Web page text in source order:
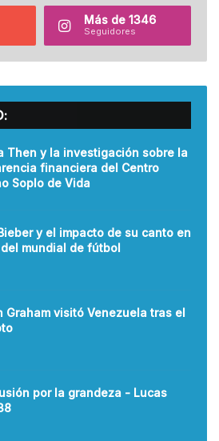
Más de 1346
Seguidores
Then y la investigación sobre la
financiera del Centro
Soplo de Vida
y el impacto de su canto en
mundial de fútbol
Graham visitó Venezuela tras el
por la grandeza - Lucas